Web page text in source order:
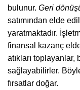
bulunur. Geri
satımından elde
yaratmaktadır.
finansal kazanç
atıkları
sağlayabilirler.
fırsatlar doğar.